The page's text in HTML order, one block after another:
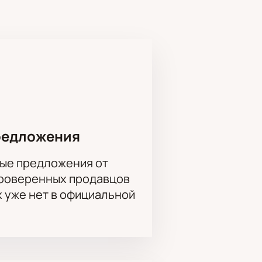
узнать расписание и
корпоративных клиентов
предложения от
продавцов
нет в официальной